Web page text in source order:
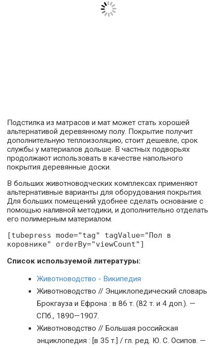
Подстилка из матрасов и мат может стать хорошей
альтернативой деревянному полу. Покрытие получит
дополнительную теплоизоляцию, стоит дешевле, срок
службы у материалов дольше. В частных подворьях
продолжают использовать в качестве напольного
покрытия деревянные доски.
В больших животноводческих комплексах применяют
альтернативные варианты для оборудования покрытия.
Для больших помещений удобнее сделать основание с
помощью наливной методики, и дополнительно отделать
его полимерным материалом.
[tubepress mode="tag" tagValue="Пол в
коровнике" orderBy="viewCount"]
Список используемой литературы:
Животноводство - Википедия
Животноводство // Энциклопедический словарь
Брокгауза и Ефрона : в 86 т. (82 т. и 4 доп.). —
СПб., 1890—1907.
Животноводство // Большая российская
энциклопедия : [в 35 т.] / гл. ред. Ю. С. Осипов. —